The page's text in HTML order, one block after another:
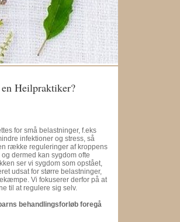
Heilpraktiker?
for små belastninger, f.eks
infektioner og stress, så
række reguleringer af kroppens
og dermed kan sygdom ofte
ser vi sygdom som opstået,
udsat for større belastninger,
Vi fokuserer derfor på at
til at regulere sig selv.
behandlingsforløb foregå